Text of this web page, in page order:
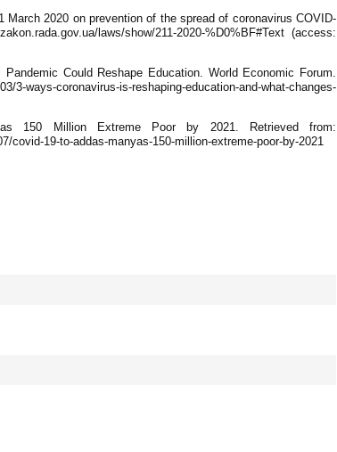
2020 on prevention of the spread of coronavirus COVID-
laws/show/211-2020-%D0%BF#Text (access:
Could Reshape Education. World Economic Forum.
ways-coronavirus-is-reshaping-education-and-what-changes-
150 Million Extreme Poor by 2021. Retrieved from:
covid-19-to-addas-manyas-150-million-extreme-poor-by-2021